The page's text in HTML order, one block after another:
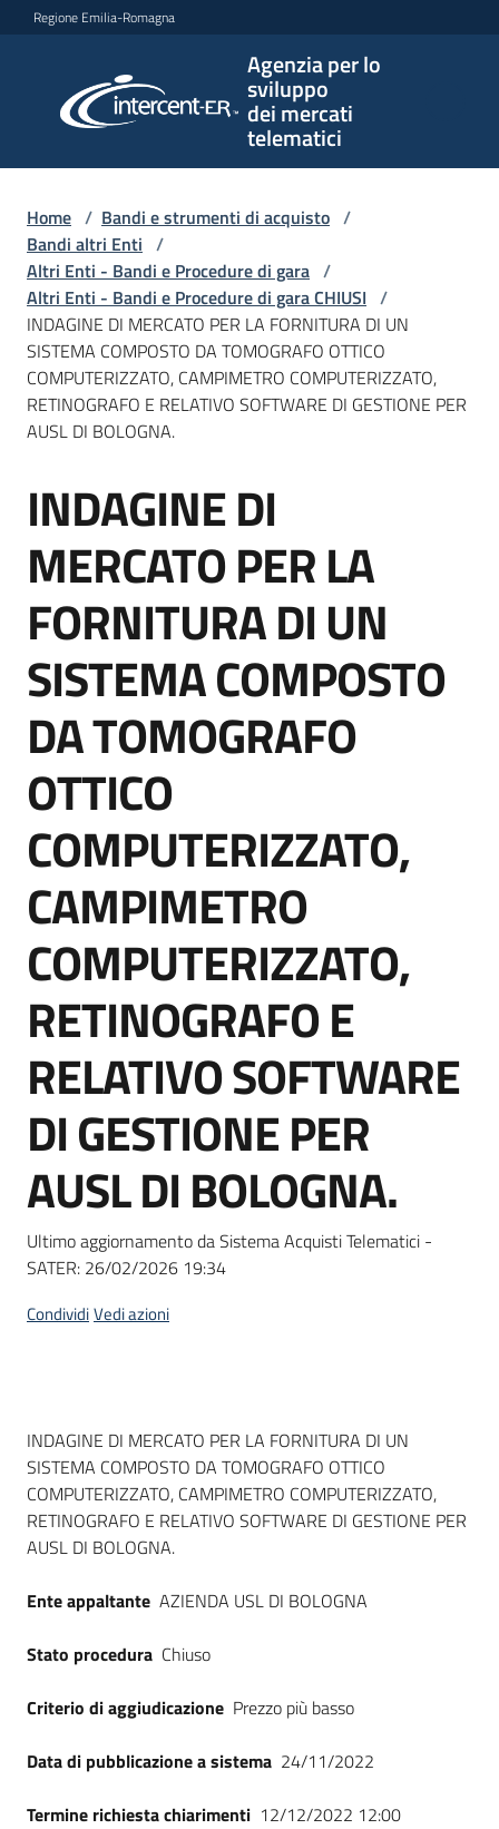
Vai al contenuto
Vai alla navigazione
Vai al footer
Regione Emilia-Romagna
Agenzia per lo
sviluppo
dei mercati
telematici
per lo
sviluppo
telematici
L'Agenzia
Bandi
e
di
acquisto
Supporto
Piattaforme
telematiche
English
site
Seguici
su
Home / Bandi e strumenti di acquisto /
Bandi altri Enti /
Altri Enti - Bandi e Procedure di gara /
Altri Enti - Bandi e Procedure di gara CHIUSI /
INDAGINE DI MERCATO PER LA FORNITURA DI UN
SISTEMA COMPOSTO DA TOMOGRAFO OTTICO
COMPUTERIZZATO, CAMPIMETRO COMPUTERIZZATO,
RETINOGRAFO E RELATIVO SOFTWARE DI GESTIONE PER
AUSL DI BOLOGNA.
Salta al contenuto
INDAGINE DI
MERCATO PER LA
FORNITURA DI UN
SISTEMA COMPOSTO
DA TOMOGRAFO
OTTICO
COMPUTERIZZATO,
CAMPIMETRO
COMPUTERIZZATO,
RETINOGRAFO E
RELATIVO SOFTWARE
DI GESTIONE PER
AUSL DI BOLOGNA.
Ultimo aggiornamento da Sistema Acquisti Telematici -
SATER: 26/02/2026 19:34
CondividiVedi azioni
Dati del bando
INDAGINE DI MERCATO PER LA FORNITURA DI UN
SISTEMA COMPOSTO DA TOMOGRAFO OTTICO
COMPUTERIZZATO, CAMPIMETRO COMPUTERIZZATO,
RETINOGRAFO E RELATIVO SOFTWARE DI GESTIONE PER
AUSL DI BOLOGNA.
Ente appaltante AZIENDA USL DI BOLOGNA
Stato procedura Chiuso
Criterio di aggiudicazione Prezzo più basso
Data di pubblicazione a sistema 24/11/2022
Termine richiesta chiarimenti 12/12/2022 12:00